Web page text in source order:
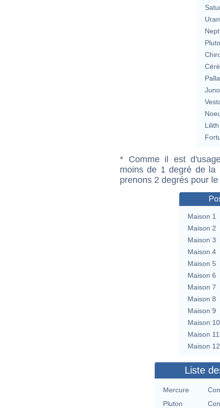
Lilith
* Comme il est
moins de 1 degré de la
prenons 2 degrés pour
Maison 1
Maison 2
Maison 3
Maison 4
Maison 5
Maison 6
Maison 7
Maison 8
Maison 9
Maison 10
Maison 11
Maison 12
Liste
Mercure
Pluton